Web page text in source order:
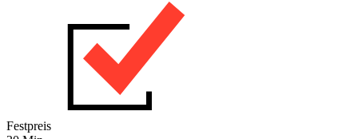
Festpreis